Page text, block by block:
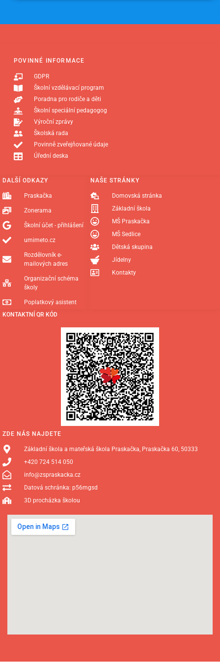
ZDE NÁS NAJDETE
Základní škola a mateřská škola Praskačka, Praskačka 60, 50333
+420 724 514 050
info@zspraskacka.cz
Datová schránka: p56mgsd
3D procházka školou
KONTAKTNÍ QR KÓD
NAŠE STRÁNKY
Domovská stránka
Základní škola
MŠ Praskačka
MŠ Sedlice
Dětská skupina
Jídelny
Kontakty
DALŠÍ ODKAZY
Praskačka
Zonerama
Školní účet - přihlášení
umimeto.cz
Rozdělovník e-
mailových adres
Organizační schéma
školy
Poplatkový asistent
POVINNÉ INFORMACE
GDPR
Školní vzdělávací program
Poradna pro rodiče a děti
Školní speciální pedagogog
Výroční zprávy
Školská rada
Povinně zveřejňované údaje
Úřední deska